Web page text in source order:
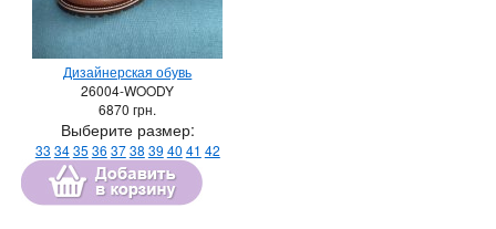
Дизайнерская обувь
26004-WOODY
6870 грн.
Выберите размер:
33 3435 36 3738 39 40 41 42